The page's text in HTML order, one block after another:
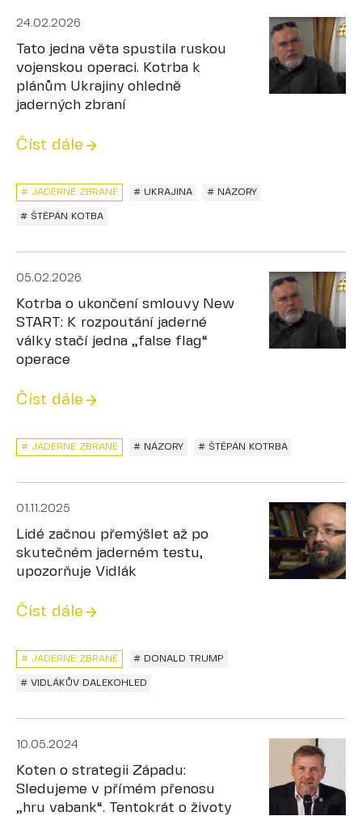
24.02.2026
Tato jedna věta spustila ruskou
vojenskou operaci. Kotrba k
plánům Ukrajiny ohledně
jaderných zbraní
Číst dále
# UKRAJINA
# JADERNÉ ZBRANĚ # NÁZORY
# ŠTĚPÁN KOTBA
05.02.2026
Kotrba o ukončení smlouvy New
START: K rozpoutání jaderné
války stačí jedna „false flag“
operace
Číst dále
# JADERNÉ ZBRANĚ # NÁZORY # ŠTĚPÁN KOTRBA
01.11.2025
Lidé začnou přemýšlet až po
skutečném jaderném testu,
upozorňuje Vidlák
Číst dále
# JADERNÉ ZBRANĚ # DONALD TRUMP
# VIDLÁKŮV DALEKOHLED
10.05.2024
Koten o strategii Západu:
Sledujeme v přímém přenosu
„hru vabank“. Tentokrát o životy